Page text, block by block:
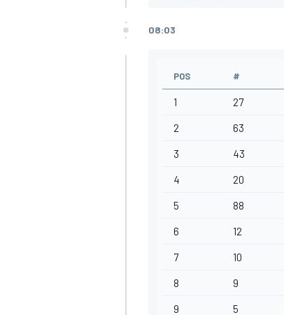
08:03
POS #
1 27
2 63
3 43
4 20
5 88
6 12
7 10
8 9
9 5